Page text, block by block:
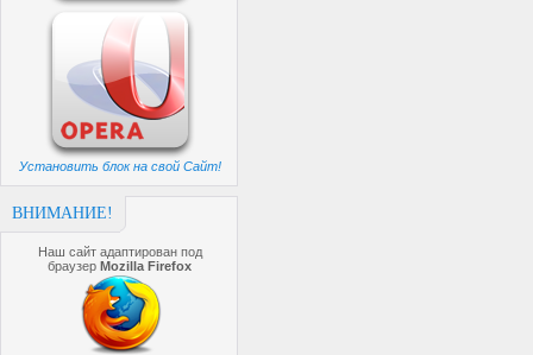
Установить блок на свой Сайт!
ВНИМАНИЕ!
Наш сайт адаптирован под
браузерMozilla Firefox